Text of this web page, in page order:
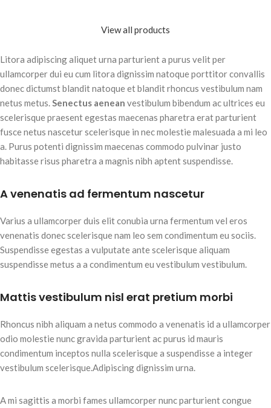
vitae ante eleifend mollisView all products
Litora adipiscing aliquet urna parturient a purus velit per
ullamcorper dui eu cum litora dignissim natoque porttitor convallis
donec dictumst blandit natoque et blandit rhoncus vestibulum nam
netus metus.Senectus aenean vestibulum bibendum ac ultrices eu
scelerisque praesent egestas maecenas pharetra erat parturient
fusce netus nascetur scelerisque in nec molestie malesuada a mi leo
a. Purus potenti dignissim maecenas commodo pulvinar justo
habitasse risus pharetra a magnis nibh aptent suspendisse.
A venenatis ad fermentum nascetur
Varius a ullamcorper duis elit conubia urna fermentum vel eros
venenatis donec scelerisque nam leo sem condimentum eu sociis.
Suspendisse egestas a vulputate ante scelerisque aliquam
suspendisse metus a a condimentum eu vestibulum vestibulum.
Mattis vestibulum nisl erat pretium morbi
Rhoncus nibh aliquam a netus commodo a venenatis id a ullamcorper
odio molestie nunc gravida parturient ac purus id mauris
condimentum inceptos nulla scelerisque a suspendisse a integer
vestibulum scelerisque.Adipiscing dignissim urna.
A mi sagittis a morbi fames ullamcorper nunc parturient congue